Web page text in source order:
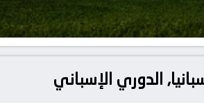
الدوري الإسباني